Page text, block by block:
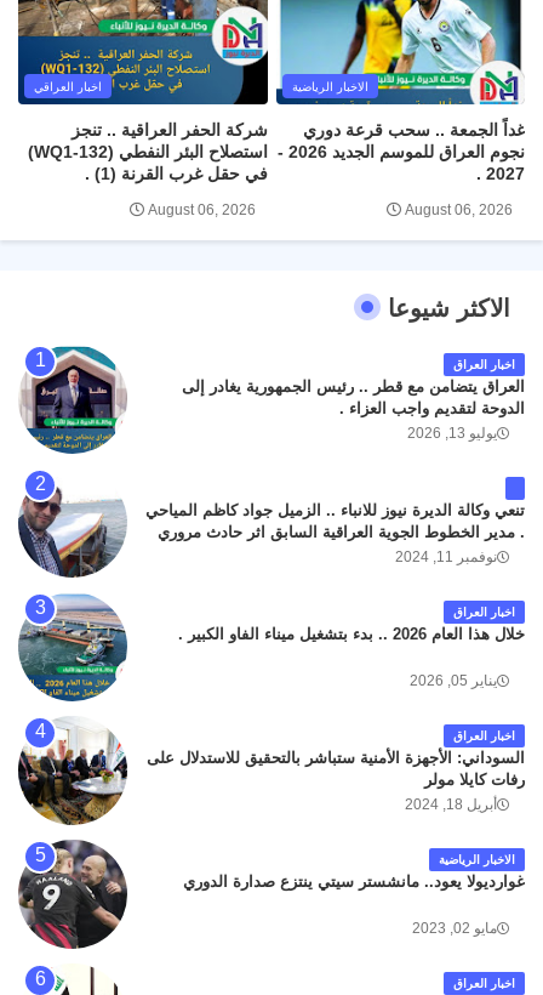
الاخبار الرياضية
غداً الجمعة .. سحب قرعة دوري
نجوم العراق للموسم الجديد 2026 -
2027 .
August 06, 2026
اخبار العراقي
شركة الحفر العراقية .. تنجز
استصلاح البئر النفطي (WQ1-132)
في حقل غرب القرنة (1) .
August 06, 2026
الاكثر شيوعا
اخبار العراق
العراق يتضامن مع قطر .. رئيس الجمهورية يغادر إلى
الدوحة لتقديم واجب العزاء .
يوليو 13, 2026
تنعي وكالة الديرة نيوز للانباء .. الزميل جواد كاظم المياحي
. مدير الخطوط الجوية العراقية السابق اثر حادث مروري
داخل مطار البصرة الدولي اليوم الاثنين على الطريق
كان سبب الحادث يعود لتصادم عجلته مع عجلة نوع كيا بنكو
تابعة لشركة الهلال الماسكة لإعمار مطار البصرة الدولي .
سائلين الله عز وجل ان يتغمد الفقيد بواسع رحمته ، و انا
نوفمبر 11, 2024
اخبار العراق
خلال هذا العام 2026 .. بدء بتشغيل ميناء الفاو الكبير .
يناير 05, 2026
اخبار العراق
السوداني: الأجهزة الأمنية ستباشر بالتحقيق للاستدلال على
رفات كايلا مولر
أبريل 18, 2024
الاخبار الرياضية
غوارديولا يعود.. مانشستر سيتي ينتزع صدارة الدوري
مايو 02, 2023
اخبار العراق